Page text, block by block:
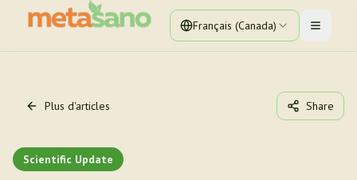
Français (Canada) Toggle
Plus d'articles Share
Scientific Update